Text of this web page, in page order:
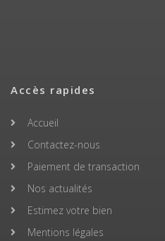
Accès rapides
Accueil
Contactez-nous
Paiement de transaction
Nos actualités
Estimez votre bien
Mentions légales